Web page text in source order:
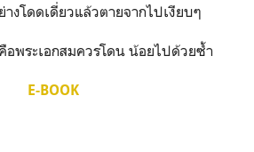
งโดดเดี่ยวแล้วตายจากไปเงียบๆ
พระเอกสมควรโดน น้อยไปด้วยซ้ำ
E-BOOK